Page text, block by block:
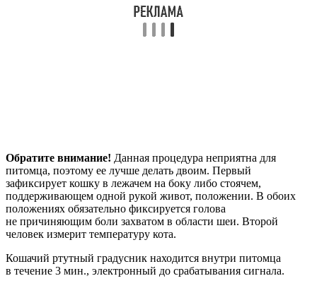
Обратите внимание! Данная процедура неприятна для
питомца, поэтому ее лучше делать двоим. Первый
зафиксирует кошку в лежачем на боку либо стоячем,
поддерживающем одной рукой живот, положении. В обоих
положениях обязательно фиксируется голова
не причиняющим боли захватом в области шеи. Второй
человек измерит температуру кота.
Кошачий ртутный градусник находится внутри питомца
в течение 3 мин., электронный до срабатывания сигнала.